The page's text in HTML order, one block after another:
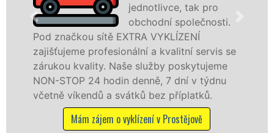
jednotlivce, tak pro
obchodní společnosti.
sítě EXTRA VYKLÍZENÍ
profesionální a kvalitní servis se
Naše služby poskytujeme
24 hodin denně, 7 dní v týdnu
a svátků bez příplatků.
Mám zájem o vyklízení v Prostějově
v
osobám
práce, a